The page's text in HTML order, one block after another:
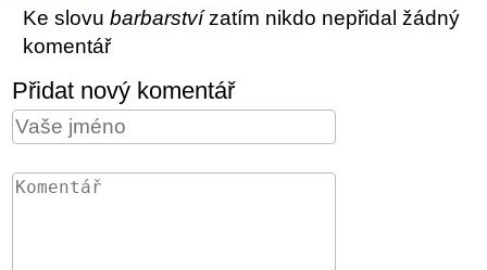
Ke slovubarbarstvízatím nikdo nepřidal žádný
komentář
Přidat nový komentář